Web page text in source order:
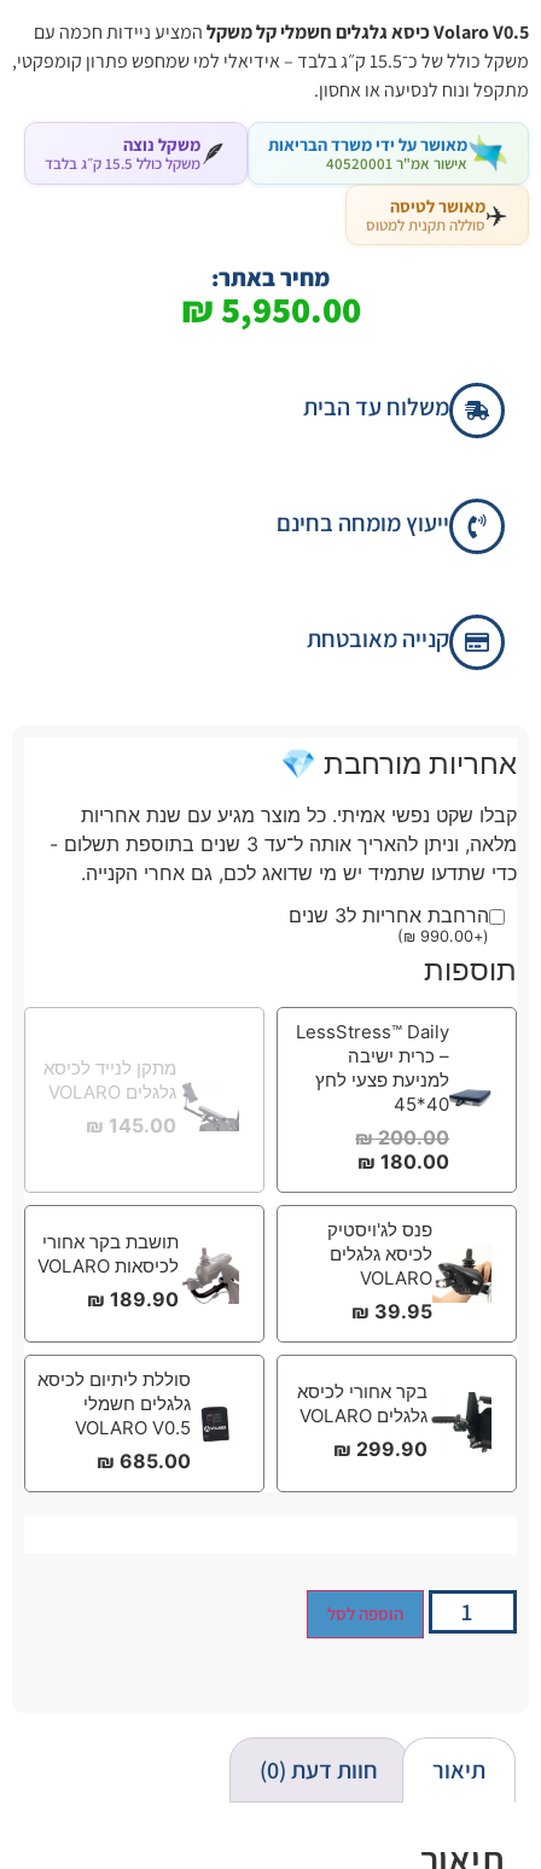
Volaro V0.5כיסא גלגלים חשמלי קל משקלהמציע ניידות חכמה עם
משקל כולל של כ־15.5 ק״ג בלבד – אידיאלי למי שמחפש פתרון קומפקטי,
מתקפל ונוח לנסיעה או אחסון.
מאושר על ידי משרד הבריאות
אישור אמ"ר 40520001 🪶משקל נוצה
משקל כולל ‎15.5‎ ק״ג בלבד
✈️מאושר לטיסה
סוללה תקנית למטוס
מחיר באתר:
5,950.00
₪
משלוח עד הבית
ייעוץ מומחה בחינם
קנייה מאובטחת
אחריות מורחבת 💎
קבלו שקט נפשי אמיתי. כל מוצר מגיע עם שנת אחריות
מלאה, וניתן להאריך אותה ל־עד 3 שנים בתוספת תשלום -
כדי שתדעו שתמיד יש מי שדואג לכם, גם אחרי הקנייה.
הרחבת אחריות ל3 שנים
(
+
990.00
₪
)
תוספות
LessStress™ Daily
– כרית ישיבה
למניעת פצעי לחץ
40*45
200.00
₪
180.00
₪
מתקן לנייד לכיסא
גלגלים VOLARO
145.00
₪
פנס לג'ויסטיק
לכיסא גלגלים
VOLARO
39.95
₪
תושבת בקר אחורי
לכיסאות VOLARO
189.90
₪
בקר אחורי לכיסא
גלגלים VOLARO
299.90
₪
סוללת ליתיום לכיסא
גלגלים חשמלי
VOLARO V0.5
685.00
₪
הוספה לסל
תיאור חוות דעת (0)